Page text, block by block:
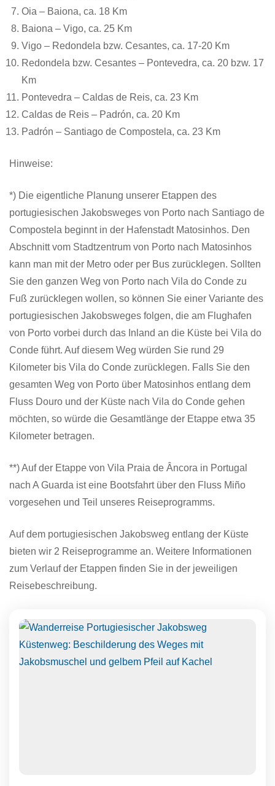
Oia – Baiona, ca. 18 Km
Baiona – Vigo, ca. 25 Km
Vigo – Redondela bzw. Cesantes, ca. 17-20 Km
Redondela bzw. Cesantes – Pontevedra, ca. 20 bzw. 17
Km
Pontevedra – Caldas de Reis, ca. 23 Km
Caldas de Reis – Padrón, ca. 20 Km
Padrón – Santiago de Compostela, ca. 23 Km
Hinweise:
*) Die eigentliche Planung unserer Etappen des
portugiesischen Jakobsweges von Porto nach Santiago de
Compostela beginnt in der Hafenstadt Matosinhos. Den
Abschnitt vom Stadtzentrum von Porto nach Matosinhos
kann man mit der Metro oder per Bus zurücklegen. Sollten
Sie den ganzen Weg von Porto nach Vila do Conde zu
Fuß zurücklegen wollen, so können Sie einer Variante des
portugiesischen Jakobsweges folgen, die am Flughafen
von Porto vorbei durch das Inland an die Küste bei Vila do
Conde führt. Auf diesem Weg würden Sie rund 29
Kilometer bis Vila do Conde zurücklegen. Falls Sie den
gesamten Weg von Porto über Matosinhos entlang dem
Fluss Douro und der Küste nach Vila do Conde gehen
möchten, so würde die Gesamtlänge der Etappe etwa 35
Kilometer betragen.
**) Auf der Etappe von Vila Praia de Âncora in Portugal
nach A Guarda ist eine Bootsfahrt über den Fluss Miño
vorgesehen und Teil unseres Reiseprogramms.
Auf dem portugiesischen Jakobsweg entlang der Küste
bieten wir 2 Reiseprogramme an. Weitere Informationen
zum Verlauf der Etappen finden Sie in der jeweiligen
Reisebeschreibung.